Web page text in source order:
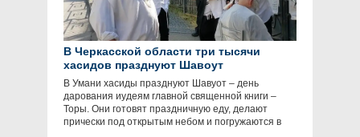
В Черкасской области три тысячи
хасидов празднуют Шавоут
В Умани хасиды празднуют Шавуот – день
дарования иудеям главной священной книги –
Торы. Они готовят праздничную еду, делают
прически под открытым небом и погружаются в